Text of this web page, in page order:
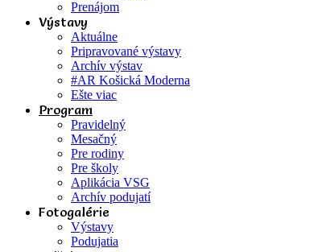
Prenájom
Výstavy
Aktuálne
Pripravované výstavy
Archív výstav
#AR Košická Moderna
Ešte viac
Program
Pravidelný
Mesačný
Pre rodiny
Pre školy
Aplikácia VSG
Archív podujatí
Fotogalérie
Výstavy
Podujatia